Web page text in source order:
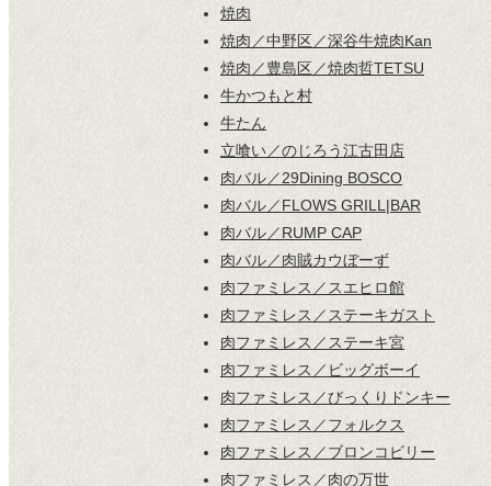
焼肉
焼肉／中野区／深谷牛焼肉Kan
焼肉／豊島区／焼肉哲TETSU
牛かつもと村
牛たん
立喰い／のじろう江古田店
肉バル／29Dining BOSCO
肉バル／FLOWS GRILL|BAR
肉バル／RUMP CAP
肉バル／肉賊カウぼーず
肉ファミレス／スエヒロ館
肉ファミレス／ステーキガスト
肉ファミレス／ステーキ宮
肉ファミレス／ビッグボーイ
肉ファミレス／びっくりドンキー
肉ファミレス／フォルクス
肉ファミレス／ブロンコビリー
肉ファミレス／肉の万世